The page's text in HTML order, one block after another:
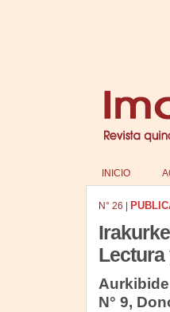
INICIO
N° 26
Lectura
N° 9,